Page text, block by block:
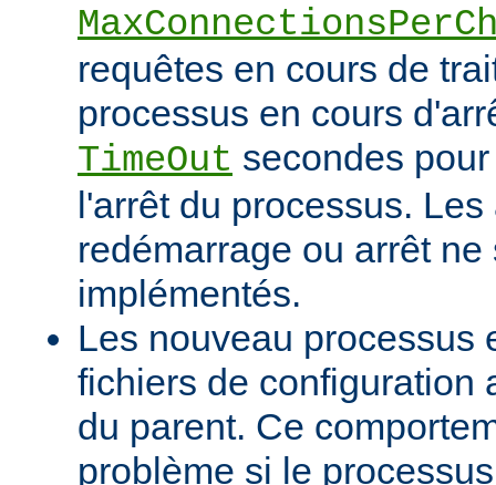
requêtes en cours de
processus en cours
TimeOut secondes
l'arrêt du processus.
redémarrage ou arrêt ne
implémentés.
Les nouveau processus
fichiers de configuration
du parent. Ce
problème si le